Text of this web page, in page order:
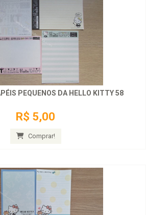
PEQUENOS DA HELLO KITTY 58
R$ 5,00
Comprar!